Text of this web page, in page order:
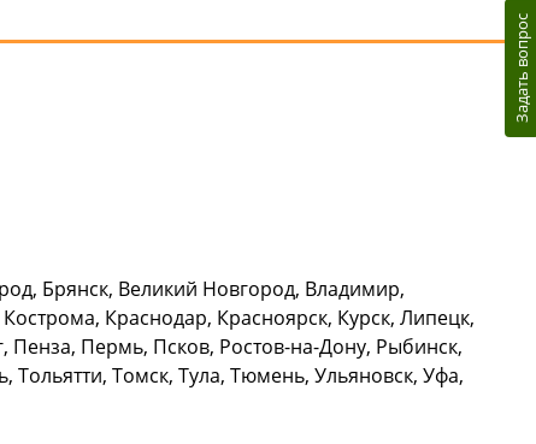
Брянск, Великий Новгород, Владимир,
Краснодар, Красноярск, Курск, Липецк,
Пермь, Псков, Ростов-на-Дону, Рыбинск,
Томск, Тула, Тюмень, Ульяновск, Уфа,
Задать вопрос